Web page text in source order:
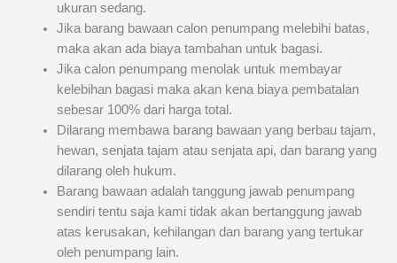
ukuran sedang.
Jika barang bawaan calon penumpang melebihi batas,
maka akan ada biaya tambahan untuk bagasi.
Jika calon penumpang menolak untuk membayar
kelebihan bagasi maka akan kena biaya pembatalan
sebesar 100% dari harga total.
Dilarang membawa barang bawaan yang berbau tajam,
hewan, senjata tajam atau senjata api, dan barang yang
dilarang oleh hukum.
Barang bawaan adalah tanggung jawab penumpang
sendiri tentu saja kami tidak akan bertanggung jawab
atas kerusakan, kehilangan dan barang yang tertukar
oleh penumpang lain.